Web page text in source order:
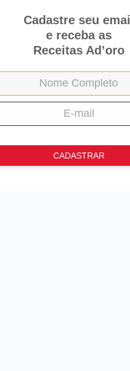
Cadastre seu email
e receba as
Receitas Ad’oro